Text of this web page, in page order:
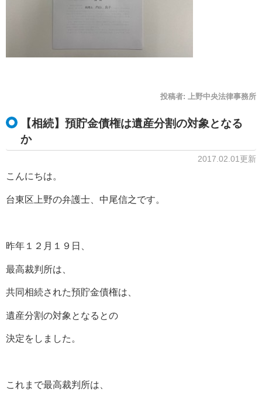
投稿者: 上野中央法律事務所
【相続】預貯金債権は遺産分割の対象となる
か
2017.02.01更新
こんにちは。
台東区上野の弁護士、中尾信之です。
昨年１２月１９日、
最高裁判所は、
共同相続された預貯金債権は、
遺産分割の対象となるとの
決定をしました。
これまで最高裁判所は、